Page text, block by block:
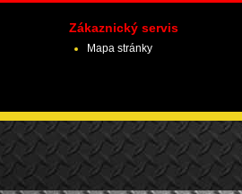
Zákaznický servis
Mapa stránky